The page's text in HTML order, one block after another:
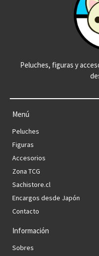
Peluches, figuras y
Menú
Peluches
Figuras
Accesorios
Zona TCG
Sachistore.cl
Encargos desde Japón
Contacto
Información
Sobres